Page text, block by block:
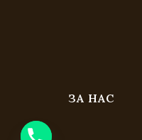
ЗА НАС